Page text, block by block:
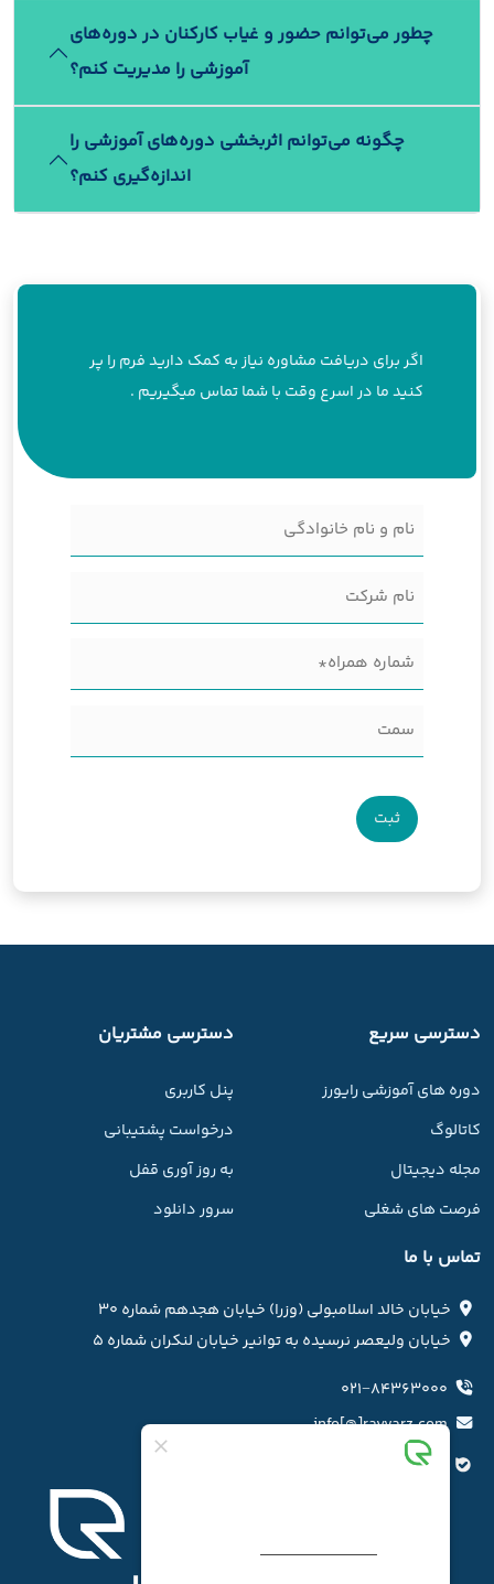
چطور می‌توانم حضور و غیاب کارکنان در دوره‌های
آموزشی را مدیریت کنم؟
چگونه می‌توانم اثربخشی دوره‌های آموزشی را
اندازه‌گیری کنم؟
اگر برای دریافت مشاوره نیاز به کمک دارید فرم را پر
کنید ما در اسرع وقت با شما تماس میگیریم .
نام
و
نام
خانوادگی
نام
شرکت
(Required)شماره
همراه
(Required)سمت
دسترسی سریع
دوره های آموزشی رایورز
کاتالوگ
مجله دیجیتال
فرصت های شغلی
دسترسی مشتریان
پنل کاربری
درخواست پشتیبانی
به روز آوری قفل
سرور دانلود
تماس با ما
خیابان خالد اسلامبولی (وزرا) خیابان هجدهم شماره ۳۰
خیابان ولیعصر نرسیده به توانیر خیابان لنکران شماره ۵
۰۲۱−۸۴۳۶۳۰۰۰
info[@]rayvarz.com
کانال بله رایورز